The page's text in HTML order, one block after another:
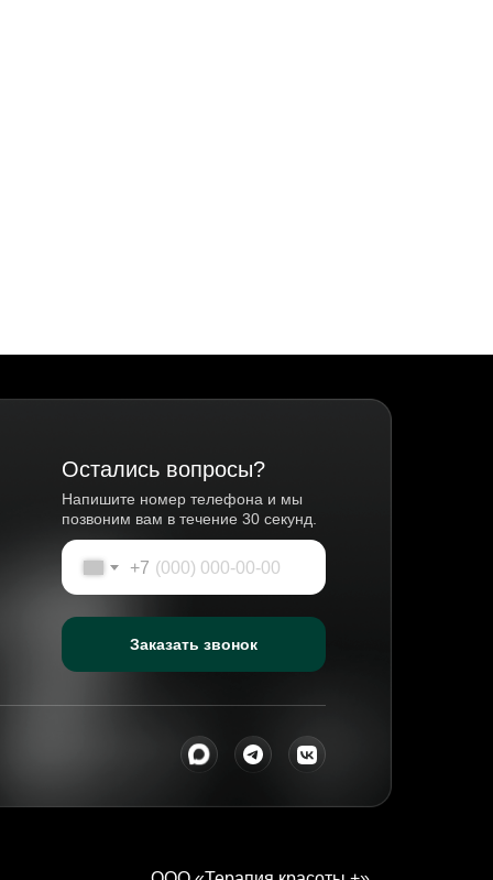
Остались вопросы?
Напишите номер телефона и мы
позвоним вам в течение 30 секунд.
+7
Заказать звонок